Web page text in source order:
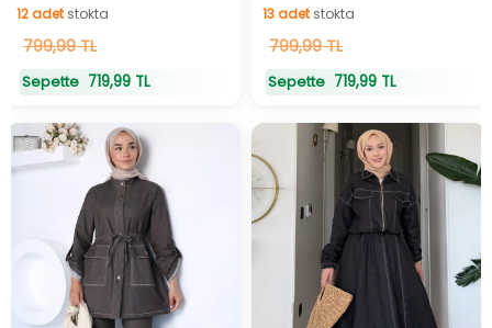
12adetstokta
12adetstokta
799,99 TL
Sepette 719,99 TL
13adetstokta
13adetstokta
799,99 TL
Sepette 719,99 TL